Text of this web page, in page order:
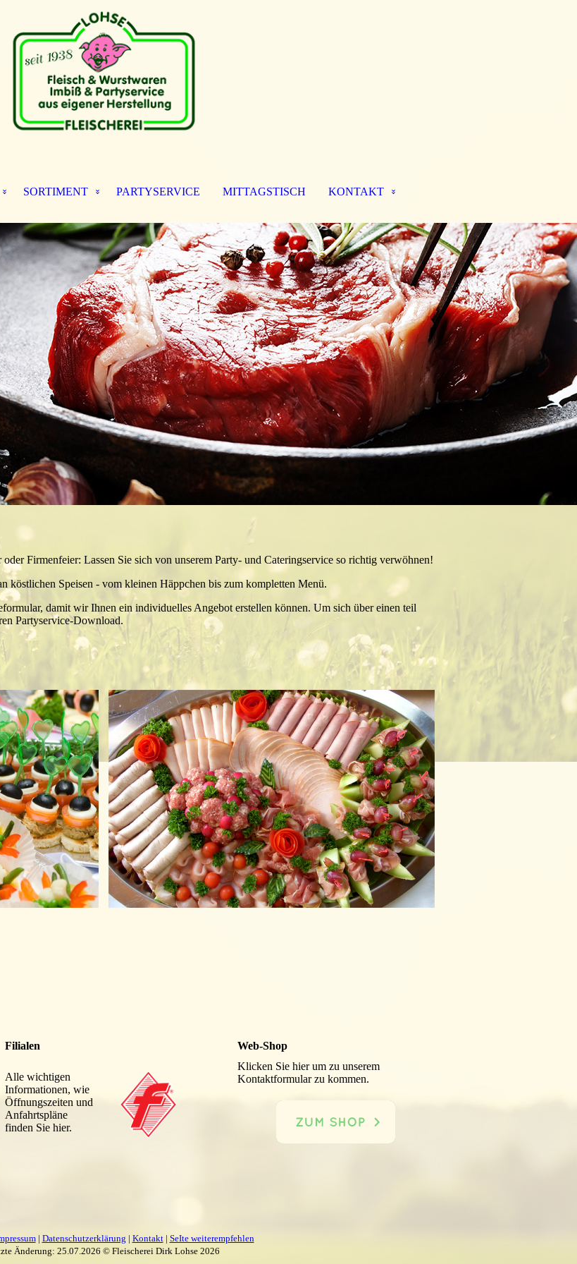
SORTIMENT PARTYSERVICE MITTAGSTISCH KONTAKT
Firmenfeier: Lassen Sie sich von unserem Party- und Cateringservice so richtig verwöhnen!
köstlichen Speisen - vom kleinen Häppchen bis zum kompletten Menü.
damit wir Ihnen ein individuelles Angebot erstellen können. Um sich über einen teil
Partyservice-Download.
Filialen
Alle wichtigen
Informationen, wie
Öffnungszeiten und
Anfahrtspläne
finden Sie hier.
Web-Shop
Klicken Sie hier um zu unserem
Kontaktformular zu kommen.
| Datenschutzerklärung | Kontakt| SeIte weiterempfehlen
Änderung: 25.07.2026 ©Fleischerei Dirk Lohse 2026